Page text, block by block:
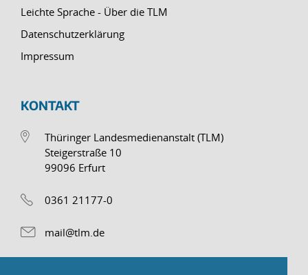
Leichte Sprache - Über die TLM
Datenschutzerklärung
Impressum
KONTAKT
Thüringer Landesmedienanstalt (TLM)
Steigerstraße 10
99096 Erfurt
0361 21177-0
mail@tlm.de